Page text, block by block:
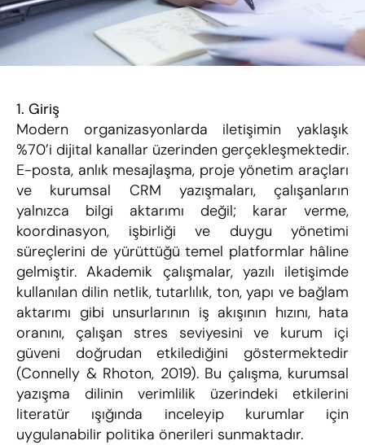
1. Giriş
Modern organizasyonlarda iletişimin yaklaşık
%70’i dijital kanallar üzerinden gerçekleşmektedir.
E-posta, anlık mesajlaşma, proje yönetim araçları
ve kurumsal CRM yazışmaları, çalışanların
yalnızca bilgi aktarımı değil; karar verme,
koordinasyon, işbirliği ve duygu yönetimi
süreçlerini de yürüttüğü temel platformlar hâline
gelmiştir. Akademik çalışmalar, yazılı iletişimde
kullanılan dilin netlik, tutarlılık, ton, yapı ve bağlam
aktarımı gibi unsurlarının iş akışının hızını, hata
oranını, çalışan stres seviyesini ve kurum içi
güveni doğrudan etkilediğini göstermektedir
(Connelly & Rhoton, 2019). Bu çalışma, kurumsal
yazışma dilinin verimlilik üzerindeki etkilerini
literatür ışığında inceleyip kurumlar için
uygulanabilir politika önerileri sunmaktadır.